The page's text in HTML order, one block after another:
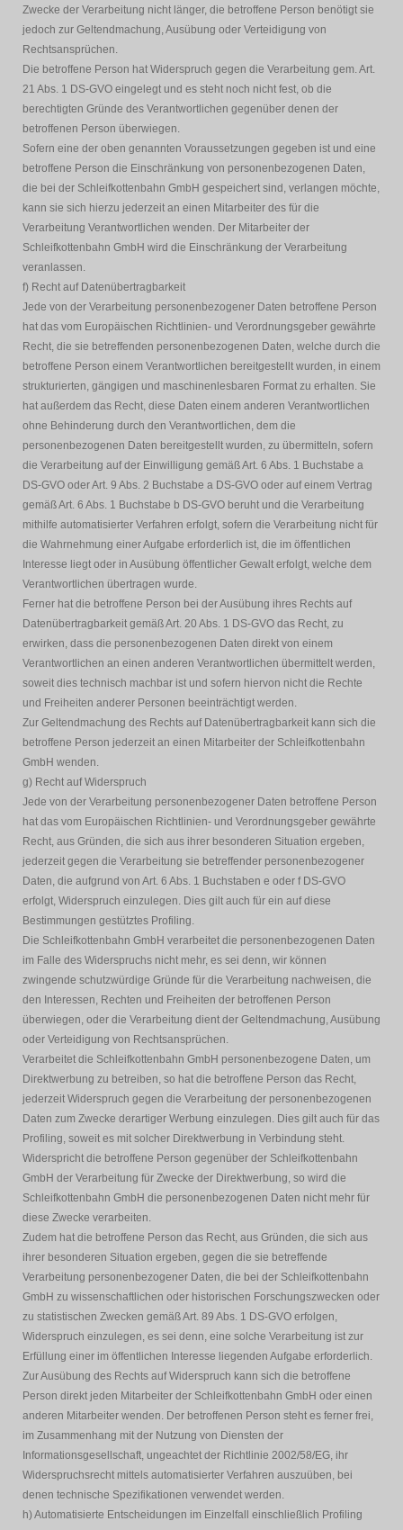
Zwecke der Verarbeitung nicht länger, die betroffene Person benötigt sie
jedoch zur Geltendmachung, Ausübung oder Verteidigung von
Rechtsansprüchen.
Die betroffene Person hat Widerspruch gegen die Verarbeitung gem. Art.
21 Abs. 1 DS-GVO eingelegt und es steht noch nicht fest, ob die
berechtigten Gründe des Verantwortlichen gegenüber denen der
betroffenen Person überwiegen.
Sofern eine der oben genannten Voraussetzungen gegeben ist und eine
betroffene Person die Einschränkung von personenbezogenen Daten,
die bei der Schleifkottenbahn GmbH gespeichert sind, verlangen möchte,
kann sie sich hierzu jederzeit an einen Mitarbeiter des für die
Verarbeitung Verantwortlichen wenden. Der Mitarbeiter der
Schleifkottenbahn GmbH wird die Einschränkung der Verarbeitung
veranlassen.
f) Recht auf Datenübertragbarkeit
Jede von der Verarbeitung personenbezogener Daten betroffene Person
hat das vom Europäischen Richtlinien- und Verordnungsgeber gewährte
Recht, die sie betreffenden personenbezogenen Daten, welche durch die
betroffene Person einem Verantwortlichen bereitgestellt wurden, in einem
strukturierten, gängigen und maschinenlesbaren Format zu erhalten. Sie
hat außerdem das Recht, diese Daten einem anderen Verantwortlichen
ohne Behinderung durch den Verantwortlichen, dem die
personenbezogenen Daten bereitgestellt wurden, zu übermitteln, sofern
die Verarbeitung auf der Einwilligung gemäß Art. 6 Abs. 1 Buchstabe a
DS-GVO oder Art. 9 Abs. 2 Buchstabe a DS-GVO oder auf einem Vertrag
gemäß Art. 6 Abs. 1 Buchstabe b DS-GVO beruht und die Verarbeitung
mithilfe automatisierter Verfahren erfolgt, sofern die Verarbeitung nicht für
die Wahrnehmung einer Aufgabe erforderlich ist, die im öffentlichen
Interesse liegt oder in Ausübung öffentlicher Gewalt erfolgt, welche dem
Verantwortlichen übertragen wurde.
Ferner hat die betroffene Person bei der Ausübung ihres Rechts auf
Datenübertragbarkeit gemäß Art. 20 Abs. 1 DS-GVO das Recht, zu
erwirken, dass die personenbezogenen Daten direkt von einem
Verantwortlichen an einen anderen Verantwortlichen übermittelt werden,
soweit dies technisch machbar ist und sofern hiervon nicht die Rechte
und Freiheiten anderer Personen beeinträchtigt werden.
Zur Geltendmachung des Rechts auf Datenübertragbarkeit kann sich die
betroffene Person jederzeit an einen Mitarbeiter der Schleifkottenbahn
GmbH wenden.
g) Recht auf Widerspruch
Jede von der Verarbeitung personenbezogener Daten betroffene Person
hat das vom Europäischen Richtlinien- und Verordnungsgeber gewährte
Recht, aus Gründen, die sich aus ihrer besonderen Situation ergeben,
jederzeit gegen die Verarbeitung sie betreffender personenbezogener
Daten, die aufgrund von Art. 6 Abs. 1 Buchstaben e oder f DS-GVO
erfolgt, Widerspruch einzulegen. Dies gilt auch für ein auf diese
Bestimmungen gestütztes Profiling.
Die Schleifkottenbahn GmbH verarbeitet die personenbezogenen Daten
im Falle des Widerspruchs nicht mehr, es sei denn, wir können
zwingende schutzwürdige Gründe für die Verarbeitung nachweisen, die
den Interessen, Rechten und Freiheiten der betroffenen Person
überwiegen, oder die Verarbeitung dient der Geltendmachung, Ausübung
oder Verteidigung von Rechtsansprüchen.
Verarbeitet die Schleifkottenbahn GmbH personenbezogene Daten, um
Direktwerbung zu betreiben, so hat die betroffene Person das Recht,
jederzeit Widerspruch gegen die Verarbeitung der personenbezogenen
Daten zum Zwecke derartiger Werbung einzulegen. Dies gilt auch für das
Profiling, soweit es mit solcher Direktwerbung in Verbindung steht.
Widerspricht die betroffene Person gegenüber der Schleifkottenbahn
GmbH der Verarbeitung für Zwecke der Direktwerbung, so wird die
Schleifkottenbahn GmbH die personenbezogenen Daten nicht mehr für
diese Zwecke verarbeiten.
Zudem hat die betroffene Person das Recht, aus Gründen, die sich aus
ihrer besonderen Situation ergeben, gegen die sie betreffende
Verarbeitung personenbezogener Daten, die bei der Schleifkottenbahn
GmbH zu wissenschaftlichen oder historischen Forschungszwecken oder
zu statistischen Zwecken gemäß Art. 89 Abs. 1 DS-GVO erfolgen,
Widerspruch einzulegen, es sei denn, eine solche Verarbeitung ist zur
Erfüllung einer im öffentlichen Interesse liegenden Aufgabe erforderlich.
Zur Ausübung des Rechts auf Widerspruch kann sich die betroffene
Person direkt jeden Mitarbeiter der Schleifkottenbahn GmbH oder einen
anderen Mitarbeiter wenden. Der betroffenen Person steht es ferner frei,
im Zusammenhang mit der Nutzung von Diensten der
Informationsgesellschaft, ungeachtet der Richtlinie 2002/58/EG, ihr
Widerspruchsrecht mittels automatisierter Verfahren auszuüben, bei
denen technische Spezifikationen verwendet werden.
h) Automatisierte Entscheidungen im Einzelfall einschließlich Profiling